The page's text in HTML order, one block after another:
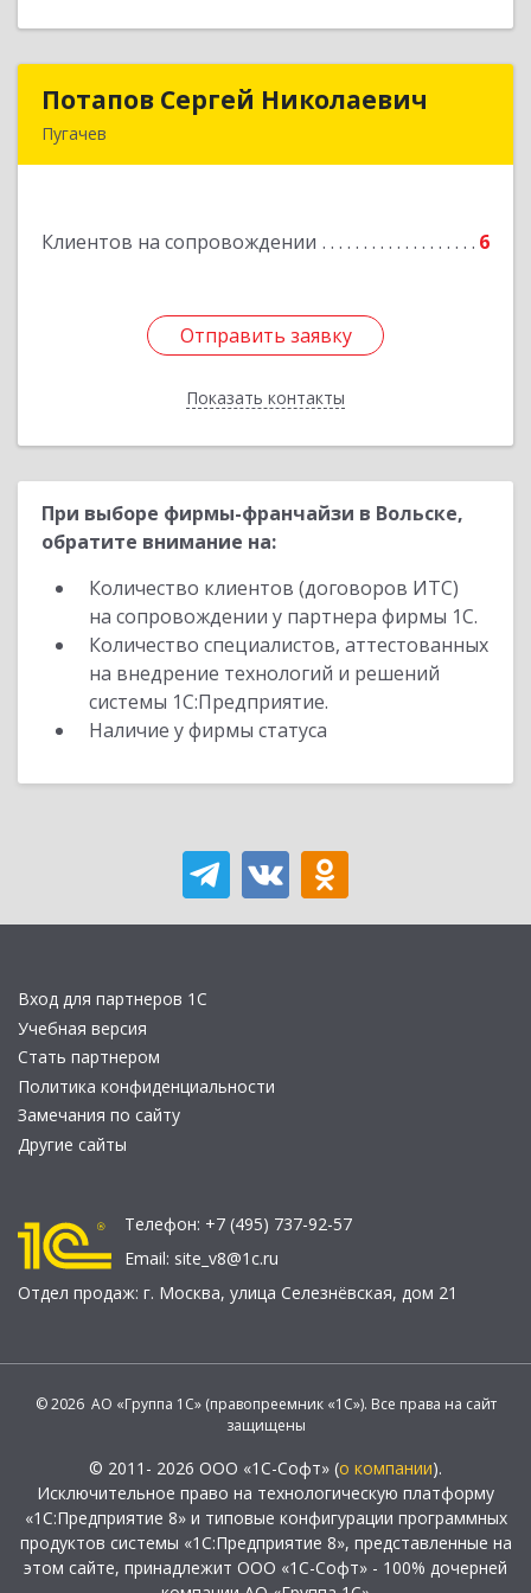
Потапов Сергей Николаевич
Пугачев
Клиентов на сопровождении 6
Отправить заявку
Показать контакты
Потапов Сергей Николаевич
Отправить заявку
Назад
При выборе фирмы-франчайзи в Вольске,
обратите внимание на:
Количество клиентов (договоров ИТС)
на сопровождении у партнера фирмы 1С.
Количество специалистов, аттестованных
на внедрение технологий и решений
системы 1С:Предприятие.
Наличие у фирмы статуса
Вход для партнеров 1С
Учебная версия
Стать партнером
Политика конфиденциальности
Замечания по сайту
Другие сайты
Телефон: +7 (495) 737-92-57
Email: site_v8@1c.ru
Отдел продаж: г. Москва, улица Селезнёвская, дом 21
© 2026 АО «Группа 1С» (правопреемник «1С»). Все права на сайт
защищены
© 2011- 2026 ООО «1С-Софт» (о компании).
Исключительное право на технологическую платформу
«1С:Предприятие 8» и типовые конфигурации программных
продуктов системы «1С:Предприятие 8», представленные на
этом сайте, принадлежит ООО «1С-Софт» - 100% дочерней